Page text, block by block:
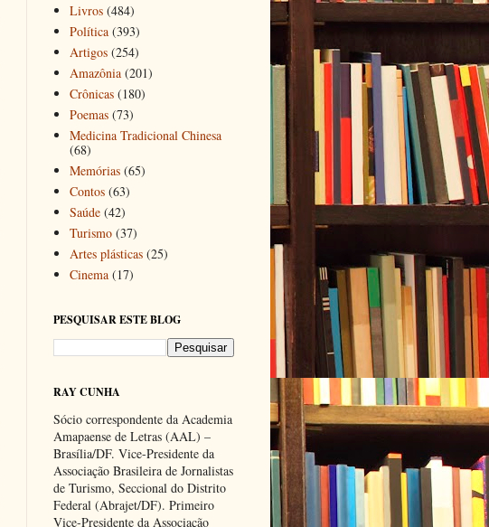
Livros (484)
Política (393)
Artigos (254)
Amazônia (201)
Crônicas (180)
Poemas (73)
Medicina Tradicional Chinesa
(68)
Memórias (65)
Contos (63)
Saúde (42)
Turismo (37)
Artes plásticas (25)
Cinema (17)
PESQUISAR ESTE BLOG
RAY CUNHA
Sócio correspondente da Academia
Amapaense de Letras (AAL) –
Brasília/DF. Vice-Presidente da
Associação Brasileira de Jornalistas
de Turismo, Seccional do Distrito
Federal (Abrajet/DF). Primeiro
Vice-Presidente da Associação